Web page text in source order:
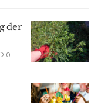
der
0